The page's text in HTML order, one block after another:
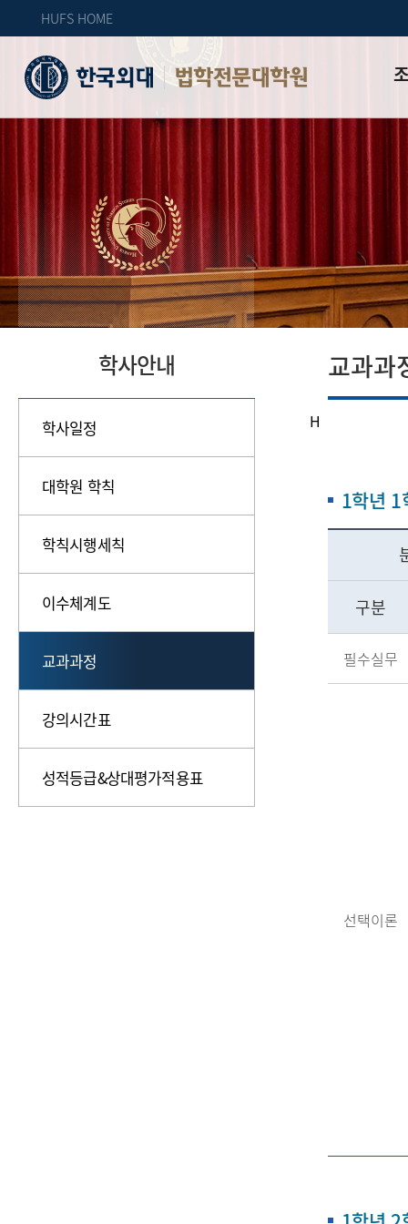
HUFS HOME
법학전문대학원
자체
학사안내
학사일정
대학원 학칙
학칙시행세칙
이수체계도
교과과정
강의시간표
성적등급&상대평가적용표
H
교과과
1학년 1
구분
필수실무
선택이론